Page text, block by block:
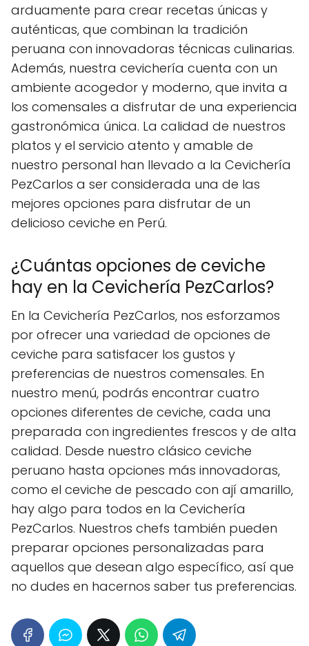
arduamente para crear recetas únicas y
auténticas, que combinan la tradición
peruana con innovadoras técnicas culinarias.
Además, nuestra cevichería cuenta con un
ambiente acogedor y moderno, que invita a
los comensales a disfrutar de una experiencia
gastronómica única. La calidad de nuestros
platos y el servicio atento y amable de
nuestro personal han llevado a la Cevichería
PezCarlos a ser considerada una de las
mejores opciones para disfrutar de un
delicioso ceviche en Perú.
¿Cuántas opciones de ceviche
hay en la Cevichería PezCarlos?
En la Cevichería PezCarlos, nos esforzamos
por ofrecer una variedad de opciones de
ceviche para satisfacer los gustos y
preferencias de nuestros comensales. En
nuestro menú, podrás encontrar cuatro
opciones diferentes de ceviche, cada una
preparada con ingredientes frescos y de alta
calidad. Desde nuestro clásico ceviche
peruano hasta opciones más innovadoras,
como el ceviche de pescado con ají amarillo,
hay algo para todos en la Cevichería
PezCarlos. Nuestros chefs también pueden
preparar opciones personalizadas para
aquellos que desean algo específico, así que
no dudes en hacernos saber tus preferencias.